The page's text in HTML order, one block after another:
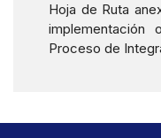
Hoja de Ruta
implementación
Proceso de